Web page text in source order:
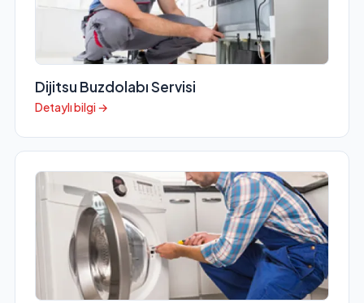
Dijitsu Buzdolabı Servisi
Detaylı bilgi →